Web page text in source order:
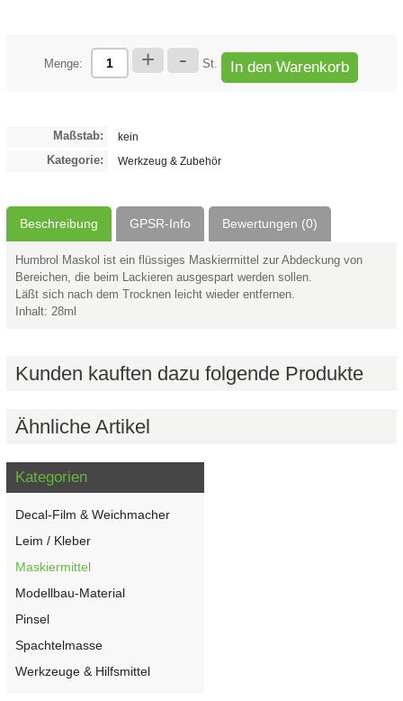
Menge: + - St. In den Warenkorb
Maßstab: kein
Kategorie: Werkzeug & Zubehör
Beschreibung GPSR-Info Bewertungen (0)
Humbrol Maskol ist ein flüssiges Maskiermittel zur Abdeckung von
Bereichen, die beim Lackieren ausgespart werden sollen.
Läßt sich nach dem Trocknen leicht wieder entfernen.
Inhalt: 28ml
Kunden kauften dazu folgende Produkte
Ähnliche Artikel
Kategorien
Decal-Film & Weichmacher
Leim / Kleber
Maskiermittel
Modellbau-Material
Pinsel
Spachtelmasse
Werkzeuge & Hilfsmittel